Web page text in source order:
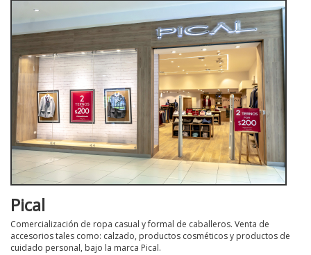
Pical
Comercialización de ropa casual y formal de caballeros. Venta de
accesorios tales como: calzado, productos cosméticos y productos de
cuidado personal, bajo la marca Pical.